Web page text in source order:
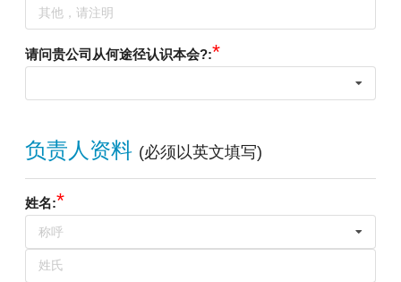
请问贵公司从何途径认识本会?:*
负责人资料 (必须以英文填写)
姓名:*
称呼